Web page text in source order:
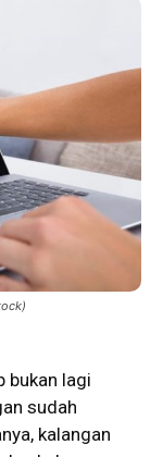
bukan lagi
sudah
kalangan